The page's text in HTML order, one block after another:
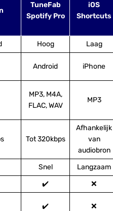
TuneFab
Spotify Pro
iOS
Shortcuts
Hoog Laag
Android iPhone
MP3, M4A,
FLAC, WAV
MP3
Tot 320kbps
Afhankelijk
van
audiobron
Snel
Langzaam
✔️
❌
✔️ ❌